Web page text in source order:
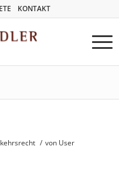
KONTAKT
/ von User